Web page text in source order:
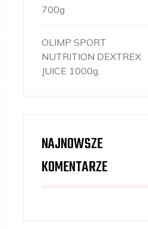
700g
OLIMP SPORT
NUTRITION DEXTREX
JUICE 1000g.
NAJNOWSZE
KOMENTARZE